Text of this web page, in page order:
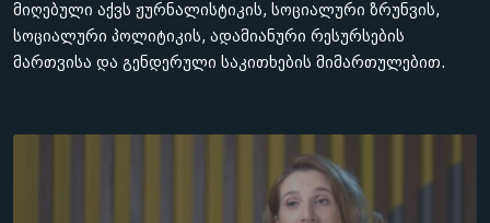
მიღებული აქვს ჟურნალისტიკის, სოციალური ზრუნვის,
სოციალური პოლიტიკის, ადამიანური რესურსების
მართვისა და გენდერული საკითხების მიმართულებით.